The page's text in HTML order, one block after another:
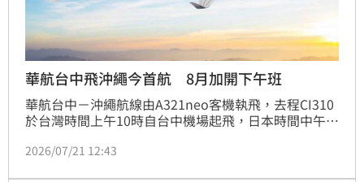
華航台中飛沖繩今首航 8月加開下午班
華航台中－沖繩航線由A321neo客機執飛，去程CI310
於台灣時間上午10時自台中機場起飛，日本時間中午
分起飛，台灣時間下午2時10分返抵台中。
2026/07/21 12:43